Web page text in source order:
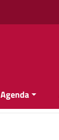
Agenda